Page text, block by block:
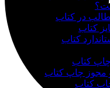
در کتاب
کتاب
کتاب
کتاب
و مجوز چاپ کتاب
کتاب